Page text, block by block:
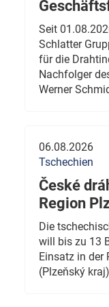
Seit
Schlatter
für die
Nachfolger
Werner
06.08.2026
Tschechien
České
Region
Die
will bis zu 13
Einsatz in der
(Plzeňský